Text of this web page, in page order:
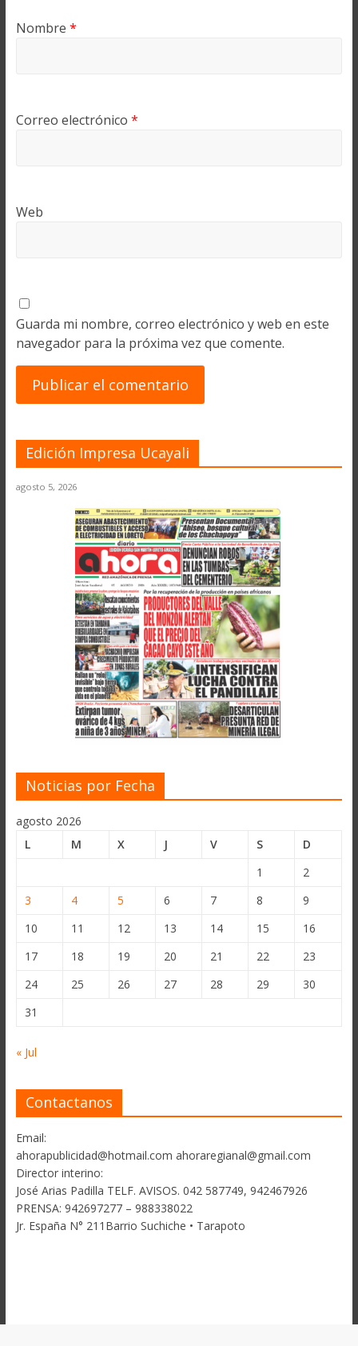
Nombre *
Correo electrónico *
Web
Guarda mi nombre, correo electrónico y web en este
navegador para la próxima vez que comente.
Edición Impresa Ucayali
agosto 5, 2026
Noticias por Fecha
agosto 2026
L
M X J V S
D
1
2
3
4 5 6 7 8
9
10
11 12 13 14 15
16
17
18 19 20 21 22
23
24
25 26 27 28 29
30
31
« Jul
Contactanos
Email:
ahorapublicidad@hotmail.com ahoraregianal@gmail.com
Director interino:
José Arias Padilla TELF. AVISOS. 042 587749, 942467926
PRENSA: 942697277 – 988338022
Jr. España N° 211Barrio Suchiche • Tarapoto